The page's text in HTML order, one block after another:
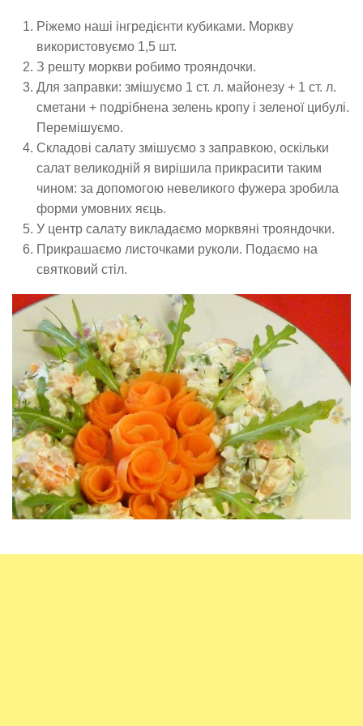
Ріжемо наші інгредієнти кубиками. Моркву
використовуємо 1,5 шт.
З решту моркви робимо трояндочки.
Для заправки: змішуємо 1 ст. л. майонезу + 1 ст. л.
сметани + подрібнена зелень кропу і зеленої цибулі.
Перемішуємо.
Складові салату змішуємо з заправкою, оскільки
салат великодній я вирішила прикрасити таким
чином: за допомогою невеликого фужера зробила
форми умовних яєць.
У центр салату викладаємо морквяні трояндочки.
Прикрашаємо листочками руколи. Подаємо на
святковий стіл.